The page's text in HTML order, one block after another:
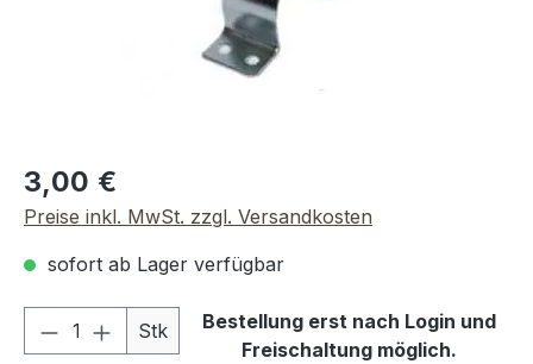
Regulärer Preis:
3,00 €
Preise inkl. MwSt. zzgl. Versandkosten
sofort ab Lager verfügbar
Produkt Anzahl: Gib den
Stk
Bestellung erst nach Login und
Freischaltung möglich.